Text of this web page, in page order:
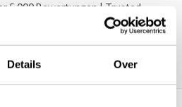
Details Over
5.000 Bewertungen | Trusted
sagen unsere